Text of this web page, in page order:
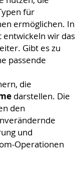
für
ermöglichen. In
entwickeln wir das
Gibt es zu
passende
die
darstellen. Die
den
und
Operationen